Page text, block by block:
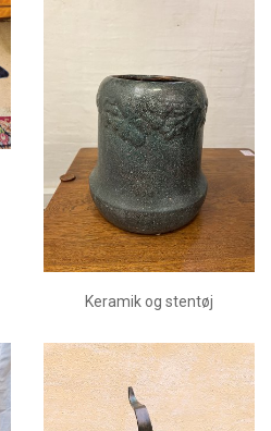
Keramik og stentøj